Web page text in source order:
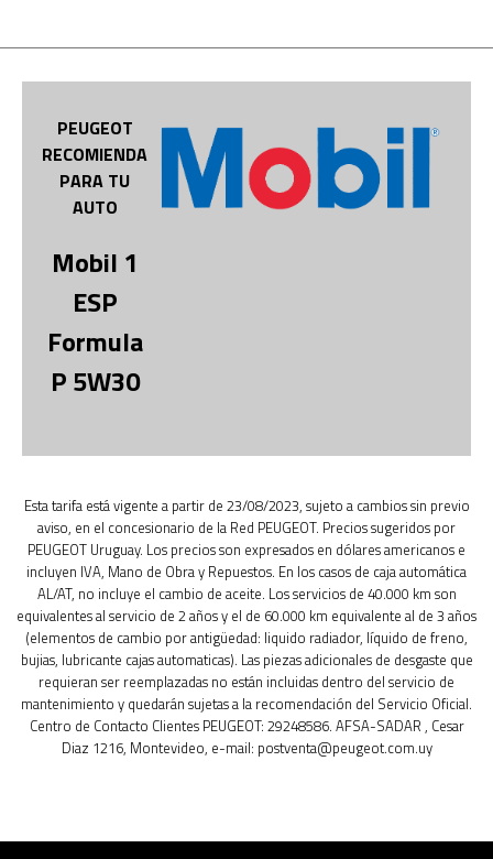
PEUGEOT
RECOMIENDA
PARA TU
AUTO
Mobil 1
ESP
Formula
P 5W30
Esta tarifa está vigente a partir de 23/08/2023, sujeto a cambios sin previo
aviso, en el concesionario de la Red PEUGEOT. Precios sugeridos por
PEUGEOT Uruguay. Los precios son expresados en dólares americanos e
incluyen IVA, Mano de Obra y Repuestos. En los casos de caja automática
AL/AT, no incluye el cambio de aceite. Los servicios de 40.000 km son
equivalentes al servicio de 2 años y el de 60.000 km equivalente al de 3 años
(elementos de cambio por antigüedad: liquido radiador, líquido de freno,
bujias, lubricante cajas automaticas). Las piezas adicionales de desgaste que
requieran ser reemplazadas no están incluidas dentro del servicio de
mantenimiento y quedarán sujetas a la recomendación del Servicio Oficial.
Centro de Contacto Clientes PEUGEOT: 29248586. AFSA-SADAR , Cesar
Diaz 1216, Montevideo, e-mail: postventa@peugeot.com.uy